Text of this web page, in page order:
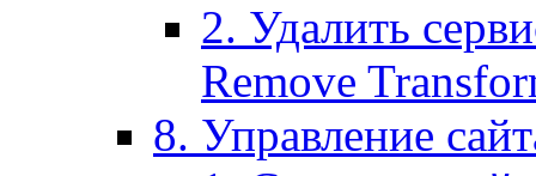
2. Удалить
Remove
8. Управление